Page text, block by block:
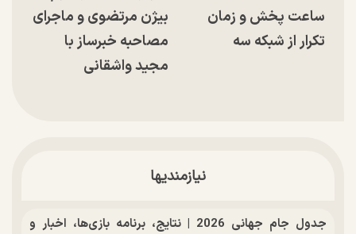
ساعت پخش و زمان
تکرار از شبکه سه
بیژن مرتضوی و ماجرای
مصاحبه خبرساز با
مجید واشقانی
نیازمندیها
جدول جام جهانی 2026 | نتایج، برنامه بازی‌ها، اخبار و